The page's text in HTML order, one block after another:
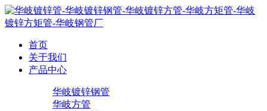
首页
关于我们
产品中心
华岐镀锌钢管
华岐方管